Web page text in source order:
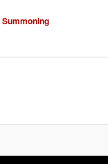
Summoning